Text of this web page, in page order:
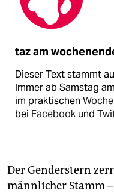
taz am
Dieser Text stammt
Immer ab Samstag
im praktischen
bei Facebook und
Der Genderstern
männlicher Stamm